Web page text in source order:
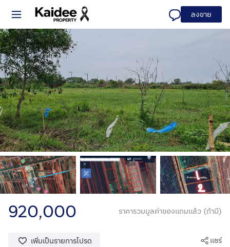
ลงขาย
920,000 ราคารวมมูลค่าของแถมแล้ว (ถ้ามี)
เพิ่มเป็นรายการโปรด แชร์